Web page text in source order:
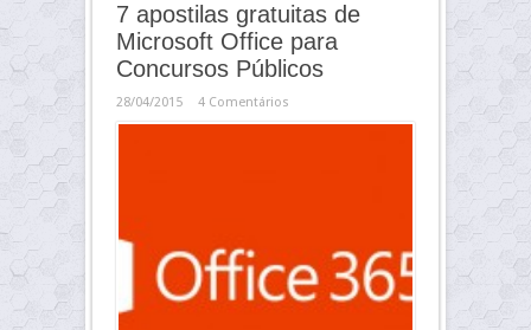
7 apostilas gratuitas de
Microsoft Office para
Concursos Públicos
28/04/2015 4 Comentários